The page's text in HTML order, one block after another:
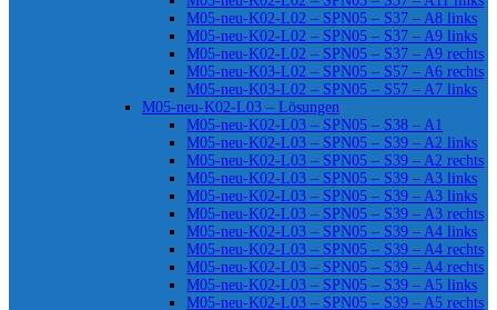
M05-neu-K02-L02 – SPN05 – S37 – A8 links
M05-neu-K02-L02 – SPN05 – S37 – A9 links
M05-neu-K02-L02 – SPN05 – S37 – A9 rechts
M05-neu-K03-L02 – SPN05 – S57 – A6 rechts
M05-neu-K03-L02 – SPN05 – S57 – A7 links
M05-neu-K02-L03 – Lösungen
M05-neu-K02-L03 – SPN05 – S38 – A1
M05-neu-K02-L03 – SPN05 – S39 – A2 links
M05-neu-K02-L03 – SPN05 – S39 – A2 rechts
M05-neu-K02-L03 – SPN05 – S39 – A3 links
M05-neu-K02-L03 – SPN05 – S39 – A3 links
M05-neu-K02-L03 – SPN05 – S39 – A3 rechts
M05-neu-K02-L03 – SPN05 – S39 – A4 links
M05-neu-K02-L03 – SPN05 – S39 – A4 rechts
M05-neu-K02-L03 – SPN05 – S39 – A4 rechts
M05-neu-K02-L03 – SPN05 – S39 – A5 links
M05-neu-K02-L03 – SPN05 – S39 – A5 rechts